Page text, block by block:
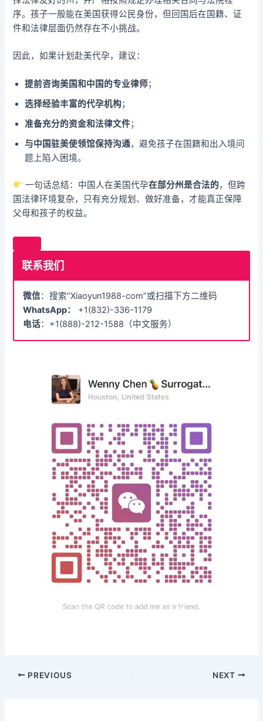
序。孩子一般能在美国获得公民身份，但回国后在国籍、证
件和法律层面仍然存在不小挑战。
因此，如果计划赴美代孕，建议：
提前咨询美国和中国的专业律师；
选择经验丰富的代孕机构；
准备充分的资金和法律文件；
与中国驻美使领馆保持沟通，避免孩子在国籍和出入境问
题上陷入困境。
一句话总结：中国人在美国代孕在部分州是合法的，但跨
国法律环境复杂，只有充分规划、做好准备，才能真正保障
父母和孩子的权益。
联系我们
微信：搜索“Xiaoyun1988-com”或扫描下方二维码
WhatsApp：
+1(832)-336-1179
电话：+1(888)-212-1588（中文服务）
PREVIOUS NEXT